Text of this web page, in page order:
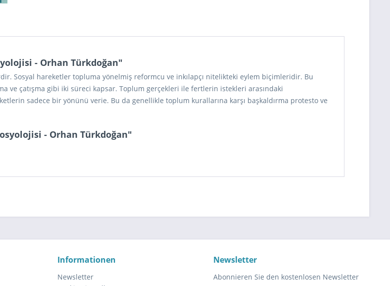
- Orhan Türkdoğan"
Sosyal hareketler topluma yönelmiş reformcu ve inkılapçı nitelikteki eylem biçimleridir. Bu
ve çatışma gibi iki süreci kapsar. Toplum gerçekleri ile fertlerin istekleri arasındaki
sadece bir yönünü verie. Bu da genellikle toplum kurallarına karşı başkaldırma protesto ve
- Orhan Türkdoğan"
Informationen
Newsletter
Newsletter
Abonnieren Sie den kostenlosen Newsletter